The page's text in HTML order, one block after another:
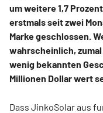
um weitere 1,7
erstmals seit zwei
Marke geschlossen.
wahrscheinlich,
wenig bekannten
Millionen Dollar wert
Dass JinkoSolar aus